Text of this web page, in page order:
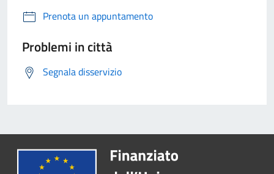
Prenota un appuntamento
Problemi in città
Segnala disservizio